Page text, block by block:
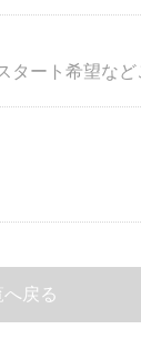
タート希望な
へ戻る